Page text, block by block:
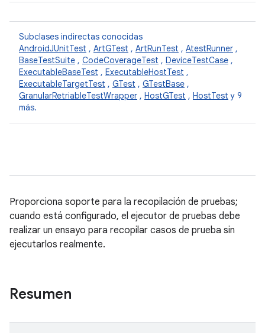
Subclases indirectas conocidas
AndroidJUnitTest , ArtGTest , ArtRunTest , AtestRunner ,
BaseTestSuite , CodeCoverageTest , DeviceTestCase ,
ExecutableBaseTest , ExecutableHostTest ,
ExecutableTargetTest , GTest , GTestBase ,
GranularRetriableTestWrapper , HostGTest , HostTest y 9
más.
Proporciona soporte para la recopilación de pruebas;
cuando está configurado, el ejecutor de pruebas debe
realizar un ensayo para recopilar casos de prueba sin
ejecutarlos realmente.
Resumen